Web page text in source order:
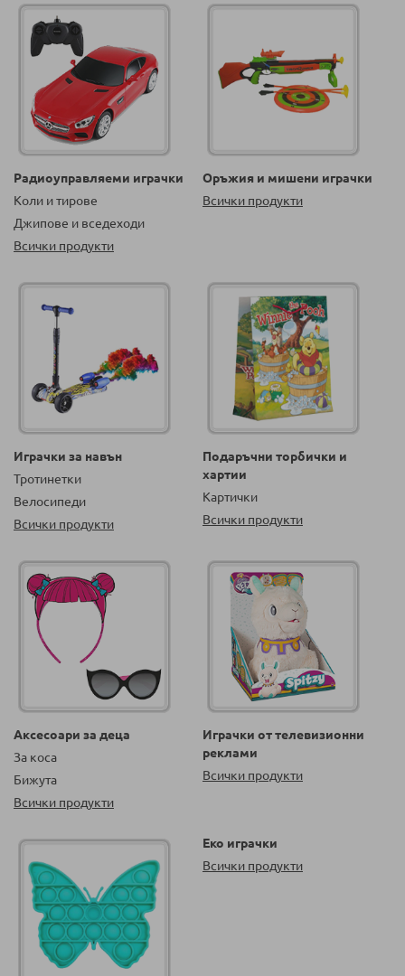
Радиоуправляеми играчки
Коли и тирове
Джипове и вседеходи
Всички продукти
Оръжия и мишени играчки
Всички продукти
Играчки за навън
Тротинетки
Велосипеди
Всички продукти
Подаръчни торбички и
хартии
Картички
Всички продукти
Аксесоари за деца
За коса
Бижута
Всички продукти
Играчки от телевизионни
реклами
Всички продукти
Еко играчки
Всички продукти